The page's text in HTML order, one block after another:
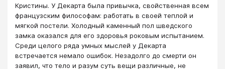
Кристины. У Декарта была привычка, свойственная всем
французским философам: работать в своей теплой и
мягкой постели. Холодный каменный пол шведского
замка оказался для его здоровья роковым испытанием.
Среди целого ряда умных мыслей у Декарта
встречается немало ошибок. Незадолго до смерти он
заявил, что тело и разум суть вещи различные, не